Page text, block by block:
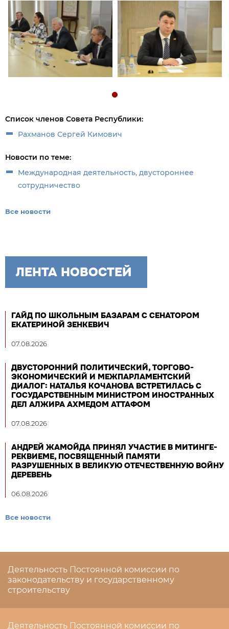
Список членов Совета Республики:
Рахманов Сергей Кимович
Новости по теме:
Международная деятельность, двустороннее
сотрудничество
Все новости
ЛЕНТА НОВОСТЕЙ
ГАЙД ПО ШКОЛЬНЫМ БАЗАРАМ С СЕНАТОРОМ
ЕКАТЕРИНОЙ ЗЕНКЕВИЧ
07.08.2026
ДВУСТОРОННИЙ ПОЛИТИЧЕСКИЙ, ТОРГОВО-
ЭКОНОМИЧЕСКИЙ И МЕЖПАРЛАМЕНТСКИЙ
ДИАЛОГ: НАТАЛЬЯ КОЧАНОВА ВСТРЕТИЛАСЬ С
ГОСУДАРСТВЕННЫМ МИНИСТРОМ ИНОСТРАННЫХ
ДЕЛ АЛЖИРА АХМЕДОМ АТТАФОМ
07.08.2026
АНДРЕЙ ЖАМОЙДА ПРИНЯЛ УЧАСТИЕ В МИТИНГЕ-
РЕКВИЕМЕ, ПОСВЯЩЕННЫЙ ПАМЯТИ
РАЗРУШЕННЫХ В ВЕЛИКУЮ ОТЕЧЕСТВЕННУЮ ВОЙНУ
ДЕРЕВЕНЬ
06.08.2026
Все новости
Деятельность Постоянной комиссии по
законодательству и государственному
строительству
Деятельность Постоянной комиссии по